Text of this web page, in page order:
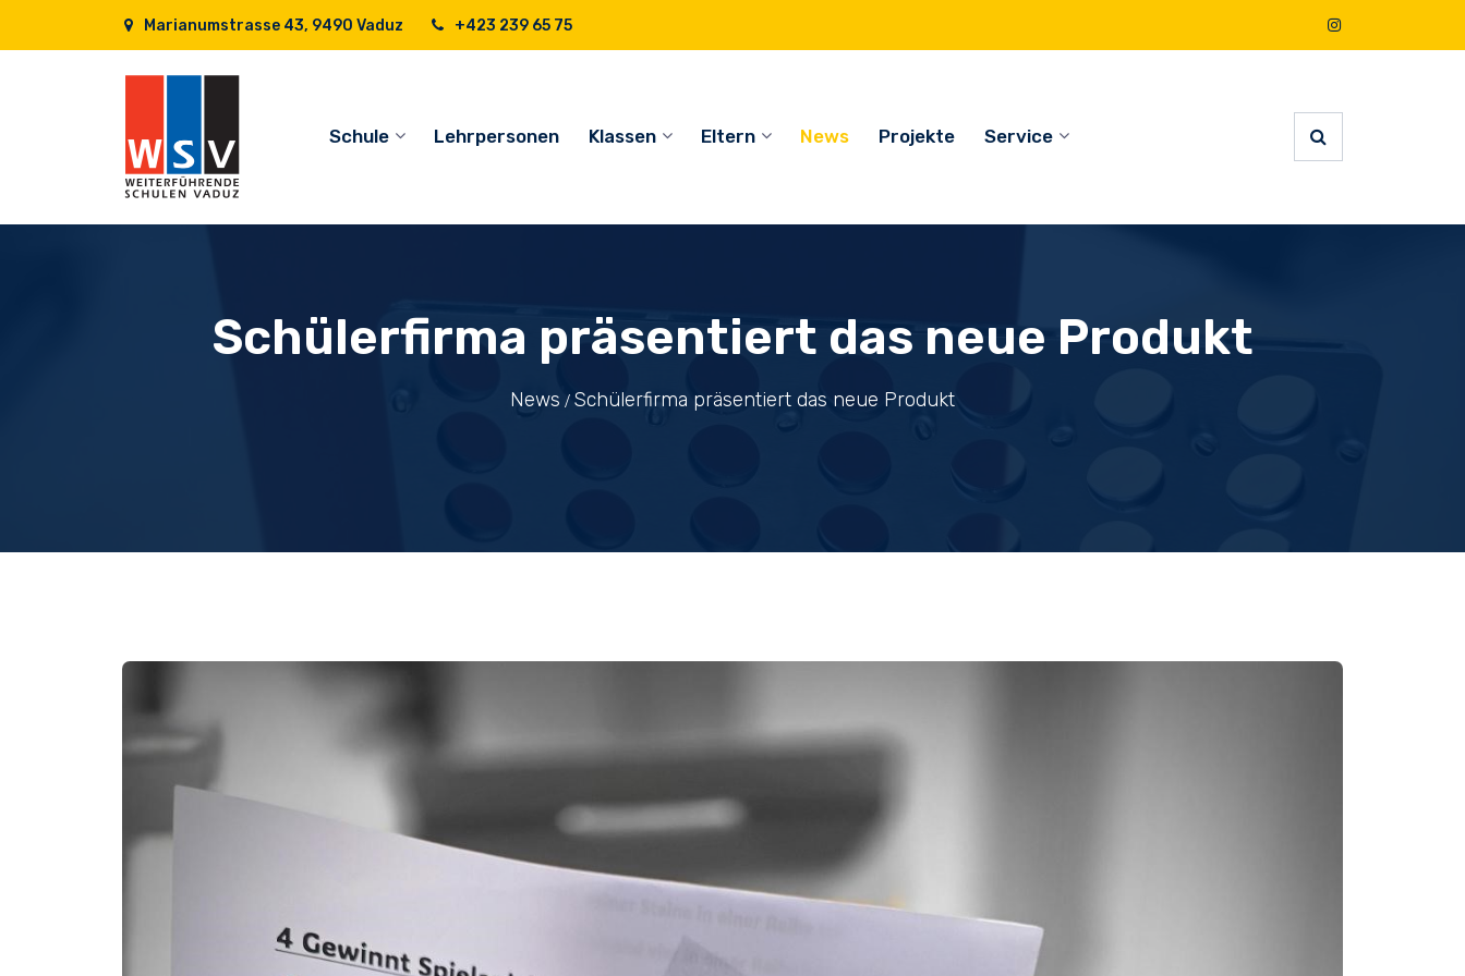
Marianumstrasse 43, 9490 Vaduz +423 239 65 75
Schule Lehrpersonen Klassen Eltern News Projekte Service
Schülerfirma präsentiert das neue Produkt
News Schülerfirma präsentiert das neue Produkt